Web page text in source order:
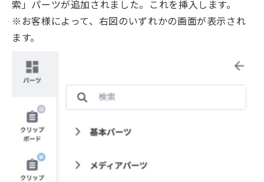
索」パーツが追加されました。これを挿入します。
※お客様によって、右図のいずれかの画面が表示され
ます。